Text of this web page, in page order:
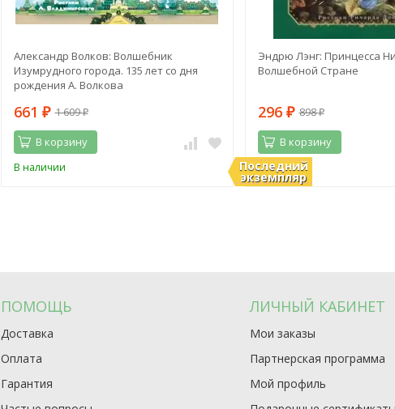
Александр Волков: Волшебник
Изумрудного города. 135 лет со дня
рождения А. Волкова
661 ₽ 1 609₽
В корзину
В наличии Последний
экземпляр
Эндрю Лэнг: Принцесса
Волшебной Стране
296 ₽ 898₽
В корзину
В наличии
ПОМОЩЬ
Доставка
Оплата
Гарантия
ЛИЧНЫЙ КАБИНЕТ
Мои заказы
Партнерская программа
Мой профиль